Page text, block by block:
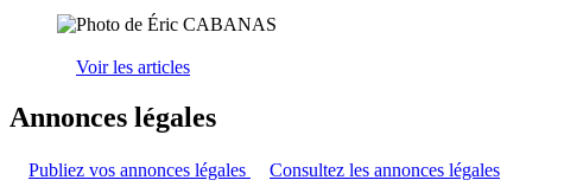
Voir les articles
Annonces légales
Publiez vos annonces légales Consultez les annonces légales